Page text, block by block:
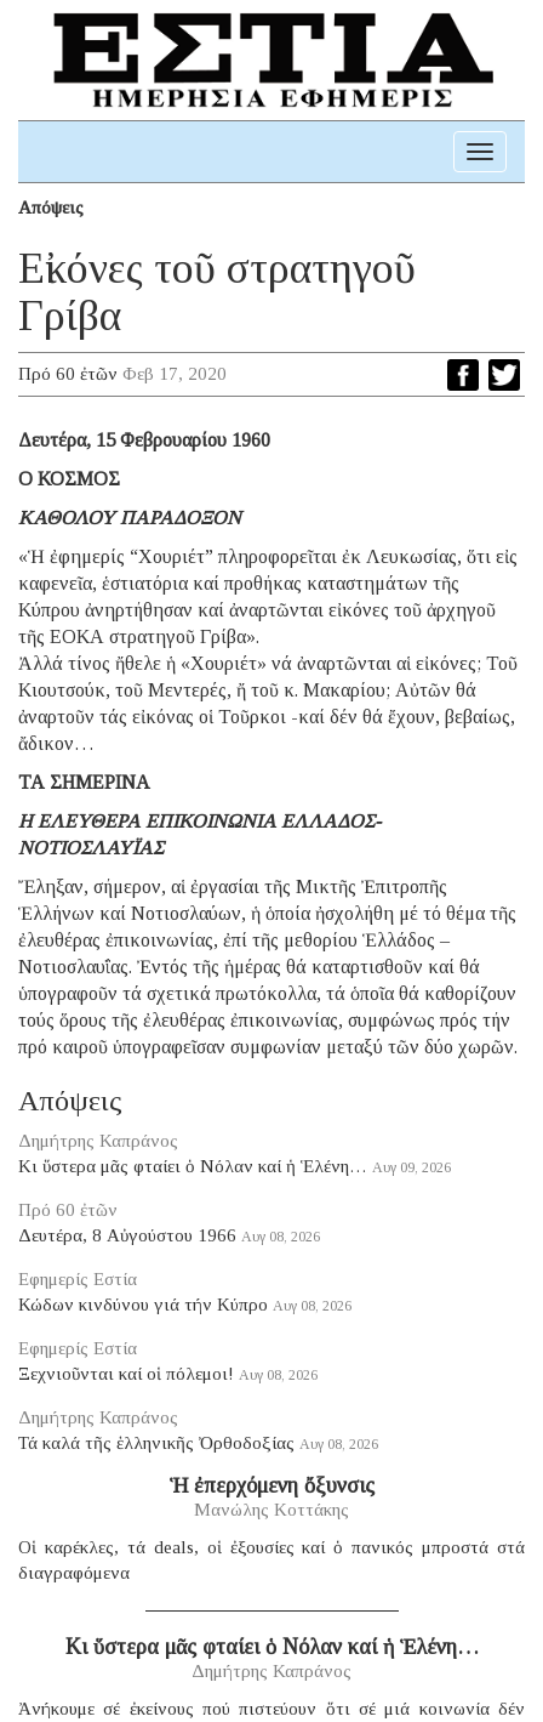
Toggle
Απόψεις
Εἰκόνες τοῦ στρατηγοῦ
Γρίβα
Πρό 60 ἐτῶν Φεβ 17, 2020
Δευτέρα, 15 Φεβρουαρίου 1960
Ο ΚΟΣΜΟΣ
ΚΑΘΟΛΟΥ ΠΑΡΑΔΟΞΟΝ
«Ἡ ἐφημερίς “Χουριέτ” πληροφορεῖται ἐκ Λευκωσίας, ὅτι εἰς
καφενεῖα, ἑστιατόρια καί προθήκας καταστημάτων τῆς
Κύπρου ἀνηρτήθησαν καί ἀναρτῶνται εἰκόνες τοῦ ἀρχηγοῦ
τῆς ΕΟΚΑ στρατηγοῦ Γρίβα».
Ἀλλά τίνος ἤθελε ἡ «Χουριέτ» νά ἀναρτῶνται αἱ εἰκόνες; Τοῦ
Κιουτσούκ, τοῦ Μεντερές, ἤ τοῦ κ. Μακαρίου; Αὐτῶν θά
ἀναρτοῦν τάς εἰκόνας οἱ Τοῦρκοι -καί δέν θά ἔχουν, βεβαίως,
ἄδικον…
ΤΑ ΣΗΜΕΡΙΝΑ
Η ΕΛΕΥΘΕΡΑ ΕΠΙΚΟΙΝΩΝΙΑ ΕΛΛΑΔΟΣ-
ΝΟΤΙΟΣΛΑΥΪΑΣ
Ἔληξαν, σήμερον, αἱ ἐργασίαι τῆς Μικτῆς Ἐπιτροπῆς
Ἑλλήνων καί Νοτιοσλαύων, ἡ ὁποία ἠσχολήθη μέ τό θέμα τῆς
ἐλευθέρας ἐπικοινωνίας, ἐπί τῆς μεθορίου Ἑλλάδος –
Νοτιοσλαυΐας. Ἐντός τῆς ἡμέρας θά καταρτισθοῦν καί θά
ὑπογραφοῦν τά σχετικά πρωτόκολλα, τά ὁποῖα θά καθορίζουν
τούς ὅρους τῆς ἐλευθέρας ἐπικοινωνίας, συμφώνως πρός τήν
πρό καιροῦ ὑπογραφεῖσαν συμφωνίαν μεταξύ τῶν δύο χωρῶν.
Απόψεις
Δημήτρης Καπράνος
Κι ὕστερα μᾶς φταίει ὁ Νόλαν καί ἡ Ἑλένη… Αυγ 09, 2026
Πρό 60 ἐτῶν
Δευτέρα, 8 Αὐγούστου 1966 Αυγ 08, 2026
Εφημερίς Εστία
Κώδων κινδύνου γιά τήν Κύπρο Αυγ 08, 2026
Εφημερίς Εστία
Ξεχνιοῦνται καί οἱ πόλεμοι! Αυγ 08, 2026
Δημήτρης Καπράνος
Τά καλά τῆς ἑλληνικῆς Ὀρθοδοξίας Αυγ 08, 2026
Ἡ ἐπερχόμενη ὄξυνσις
Μανώλης Κοττάκης
Οἱ καρέκλες, τά deals, οἱ ἐξουσίες καί ὁ πανικός μπροστά στά
διαγραφόμενα
Κι ὕστερα μᾶς φταίει ὁ Νόλαν καί ἡ Ἑλένη…
Δημήτρης Καπράνος
Ἀνήκουμε σέ ἐκείνους πού πιστεύουν ὅτι σέ μιά κοινωνία δέν